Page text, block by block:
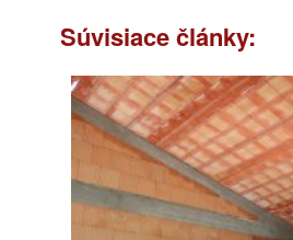
Súvisiace články: